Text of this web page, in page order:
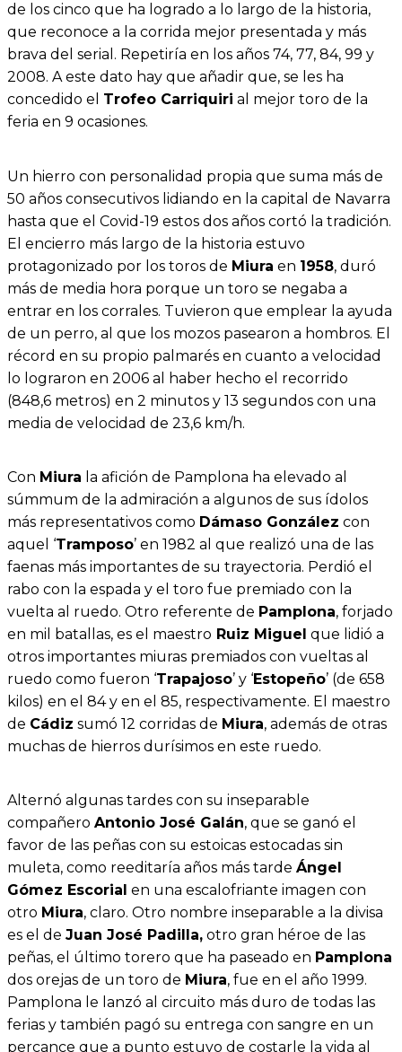
de los cinco que ha logrado a lo largo de la historia,
que reconoce a la corrida mejor presentada y más
brava del serial. Repetiría en los años 74, 77, 84, 99 y
2008. A este dato hay que añadir que, se les ha
concedido el Trofeo Carriquiri al mejor toro de la
feria en 9 ocasiones.
Un hierro con personalidad propia que suma más de
50 años consecutivos lidiando en la capital de Navarra
hasta que el Covid-19 estos dos años cortó la tradición.
El encierro más largo de la historia estuvo
protagonizado por los toros de Miura en 1958, duró
más de media hora porque un toro se negaba a
entrar en los corrales. Tuvieron que emplear la ayuda
de un perro, al que los mozos pasearon a hombros. El
récord en su propio palmarés en cuanto a velocidad
lo lograron en 2006 al haber hecho el recorrido
(848,6 metros) en 2 minutos y 13 segundos con una
media de velocidad de 23,6 km/h.
Con Miura la afición de Pamplona ha elevado al
súmmum de la admiración a algunos de sus ídolos
más representativos como Dámaso González con
aquel ‘Tramposo’ en 1982 al que realizó una de las
faenas más importantes de su trayectoria. Perdió el
rabo con la espada y el toro fue premiado con la
vuelta al ruedo. Otro referente de Pamplona, forjado
en mil batallas, es el maestro Ruiz Miguel que lidió a
otros importantes miuras premiados con vueltas al
ruedo como fueron ‘Trapajoso’ y ‘Estopeño’ (de 658
kilos) en el 84 y en el 85, respectivamente. El maestro
de Cádiz sumó 12 corridas de Miura, además de otras
muchas de hierros durísimos en este ruedo.
Alternó algunas tardes con su inseparable
compañero Antonio José Galán, que se ganó el
favor de las peñas con su estoicas estocadas sin
muleta, como reeditaría años más tarde Ángel
Gómez Escorial en una escalofriante imagen con
otro Miura, claro. Otro nombre inseparable a la divisa
es el de Juan José Padilla, otro gran héroe de las
peñas, el último torero que ha paseado en Pamplona
dos orejas de un toro de Miura, fue en el año 1999.
Pamplona le lanzó al circuito más duro de todas las
ferias y también pagó su entrega con sangre en un
percance que a punto estuvo de costarle la vida al